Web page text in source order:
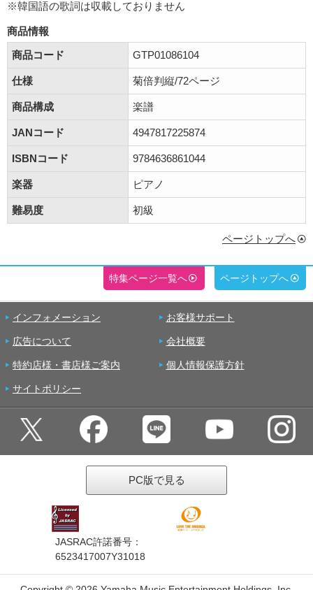
※韓国語の歌詞は収載しておりません
商品情報
商品コード
GTP01086104
仕様 菊倍判縦/72ページ
商品構成 楽譜
JANコード 4947817225874
ISBNコード 9784636861044
楽器 ピアノ
難易度 初級
ページトップへ
特集ページ一覧へ ページトップへ
インフォメーション お客様サポート
広告について 会社概要
特約店様・書店様ご案内 個人情報保護方針
サイトポリシー
PC版で見る
JASRAC許諾番号：
6523417007Y31018